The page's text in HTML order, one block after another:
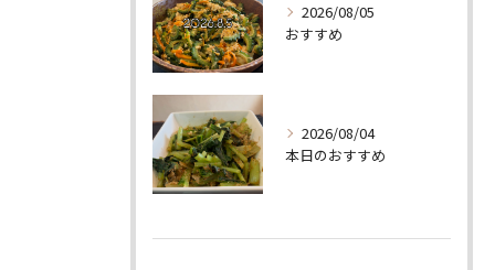
2026/08/05
おすすめ
2026/08/04
本日のおすすめ